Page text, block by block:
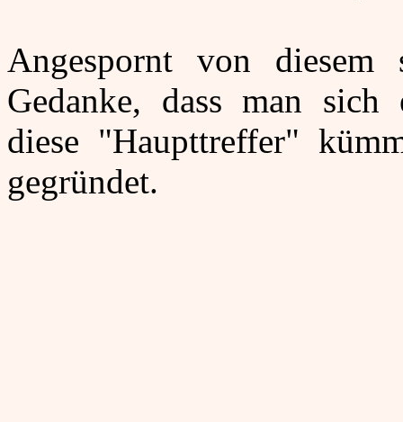
Angespornt von
Gedanke, dass man
diese "Haupttreffer"
gegründet.